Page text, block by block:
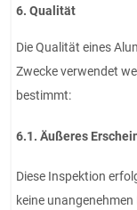
6. Qualität
Die Qualität eines
Zwecke verwendet
bestimmt:
6.1. Äußeres
Diese Inspektion
keine